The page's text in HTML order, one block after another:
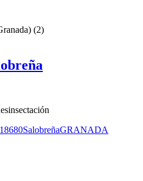
(2)
18680SalobreñaGRANADA